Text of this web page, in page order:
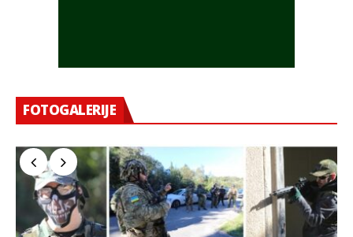
FOTOGALERIJE